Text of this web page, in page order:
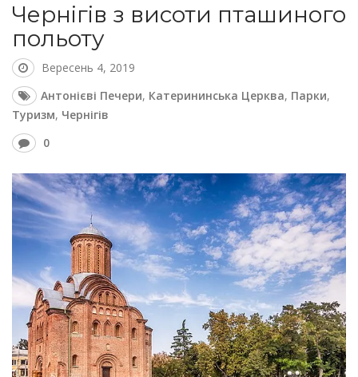
Чернігів з висоти пташиного
польоту
Вересень 4, 2019
Антонієві Печери, Катерининська Церква, Парки,
Туризм, Чернігів
0